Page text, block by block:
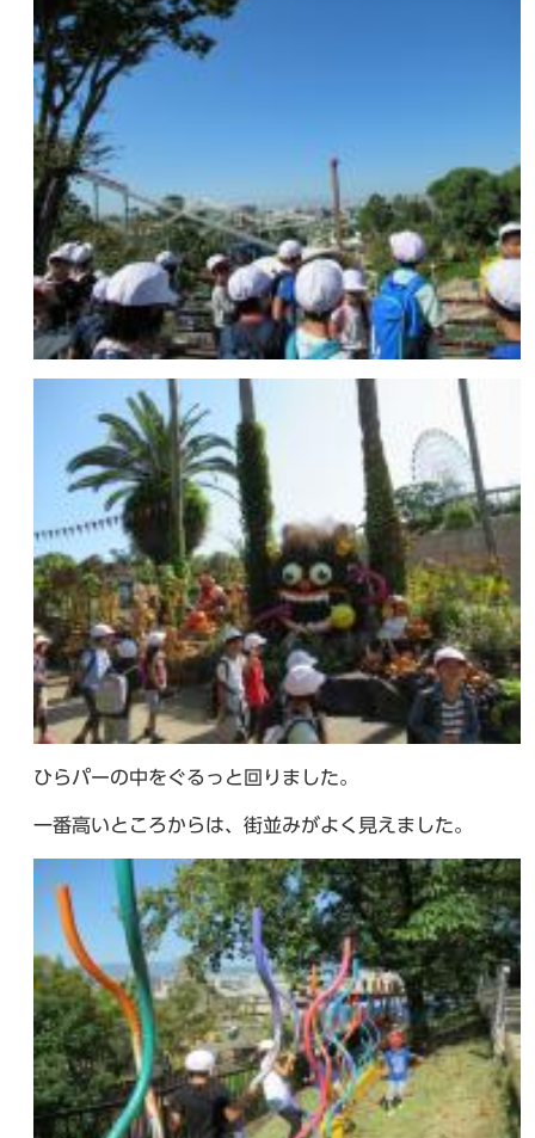
ひらパーの中をぐるっと回りました。
一番高いところからは、街並みがよく見えました。